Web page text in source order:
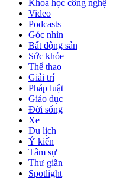
Khoa học công nghệ
Video
Podcasts
Góc nhìn
Bất động sản
Sức khỏe
Thể thao
Giải trí
Pháp luật
Giáo dục
Đời sống
Xe
Du lịch
Ý kiến
Tâm sự
Thư giãn
Spotlight